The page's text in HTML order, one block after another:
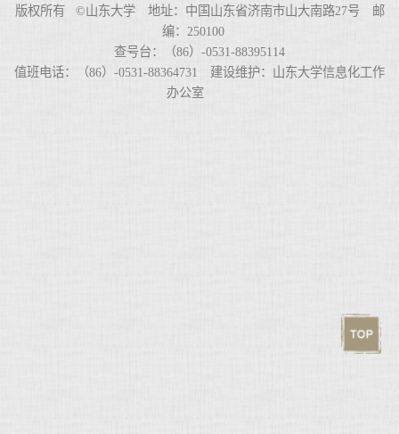
版权所有 ©山东大学 地址：中国山东省济南市山大南路27号 邮
编：250100
查号台：（86）-0531-88395114
值班电话：（86）-0531-88364731 建设维护：山东大学信息化工作
办公室